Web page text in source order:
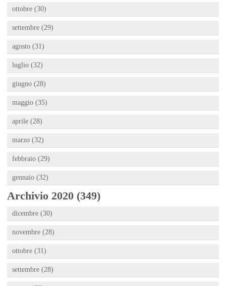
ottobre (30)
settembre (29)
agosto (31)
luglio (32)
giugno (28)
maggio (35)
aprile (28)
marzo (32)
febbraio (29)
gennaio (32)
Archivio 2020 (349)
dicembre (30)
novembre (28)
ottobre (31)
settembre (28)